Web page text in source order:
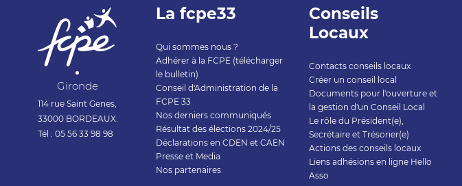
Gironde
114 rue Saint Genes,
33000 BORDEAUX.
Tél : 05 56 33 98 98
La fcpe33
Qui sommes nous ?
Adhérer à la FCPE (télécharger
le bulletin)
Conseil d'Administration de la
FCPE 33
Nos derniers communiqués
Résultat des élections 2024/25
Déclarations en CDEN et CAEN
Presse et Media
Nos partenaires
Conseils
Locaux
Contacts conseils locaux
Créer un conseil local
Documents pour l'ouverture et
la gestion d'un Conseil Local
Le rôle du Président(e),
Secrétaire et Trésorier(e)
Actions des conseils locaux
Liens adhésions en ligne Hello
Asso